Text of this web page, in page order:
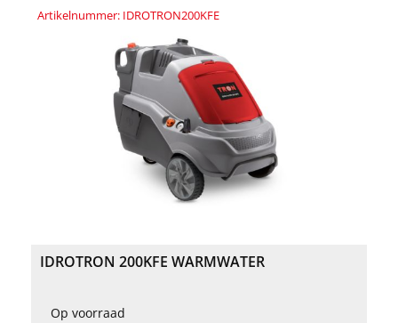
Artikelnummer: IDROTRON200KFE
IDROTRON 200KFE WARMWATER
Op voorraad